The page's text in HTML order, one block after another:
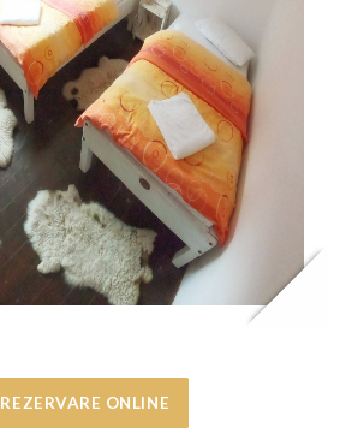
REZERVARE ONLINE